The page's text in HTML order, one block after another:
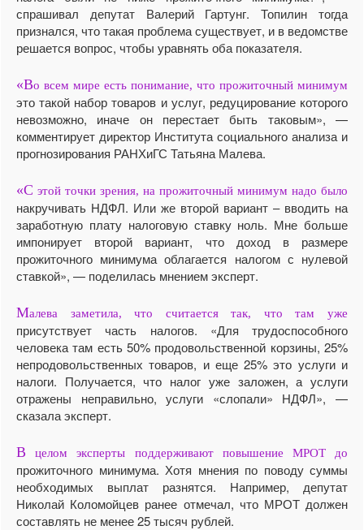
спрашивал депутат Валерий Гартунг. Топилин тогда
признался, что такая проблема существует, и в ведомстве
решается вопрос, чтобы уравнять оба показателя.
«Во всем мире есть понимание, что прожиточный минимум
это такой набор товаров и услуг, редуцирование которого
невозможно, иначе он перестает быть таковым», —
комментирует директор Института социального анализа и
прогнозирования РАНХиГС Татьяна Малева.
«С этой точки зрения, на прожиточный минимум надо было
накручивать НДФЛ. Или же второй вариант – вводить на
заработную плату налоговую ставку ноль. Мне больше
импонирует второй вариант, что доход в размере
прожиточного минимума облагается налогом с нулевой
ставкой», — поделилась мнением эксперт.
Малева заметила, что считается так, что там уже
присутствует часть налогов. «Для трудоспособного
человека там есть 50% продовольственной корзины, 25%
непродовольственных товаров, и еще 25% это услуги и
налоги. Получается, что налог уже заложен, а услуги
отражены неправильно, услуги «слопали» НДФЛ», —
сказала эксперт.
В целом эксперты поддерживают повышение МРОТ до
прожиточного минимума. Хотя мнения по поводу суммы
необходимых выплат разнятся. Например, депутат
Николай Коломойцев ранее отмечал, что МРОТ должен
составлять не менее 25 тысяч рублей.